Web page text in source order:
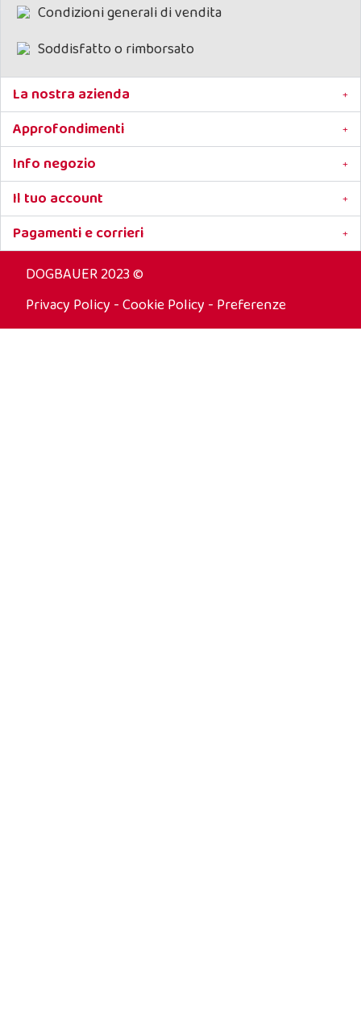
Condizioni generali di vendita
Soddisfatto o rimborsato
La nostra azienda
Approfondimenti
Info negozio
Il tuo account
Pagamenti e corrieri
DOGBAUER 2023 ©
Privacy Policy -Cookie Policy - Preferenze